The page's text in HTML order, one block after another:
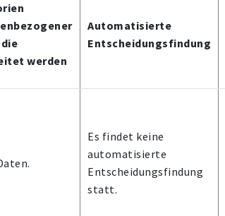
werden
Automatisierte
Entscheidungsfindung
Es findet keine
automatisierte
Entscheidungsfindung
statt.